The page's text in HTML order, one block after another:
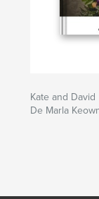
Kate and David
De Marla